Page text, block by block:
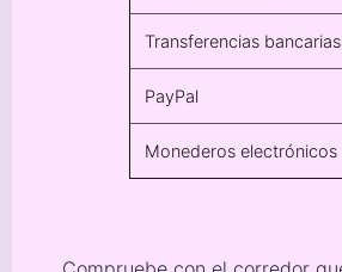
Transferencias bancarias
PayPal
Monederos electrónicos